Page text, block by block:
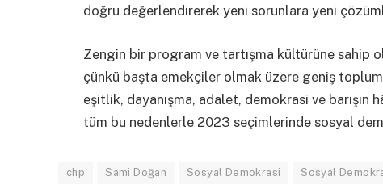
doğru değerlendirerek yeni sorunlara yeni
Zengin bir program ve tartışma kültürüne sahip
çünkü başta emekçiler olmak üzere geniş
eşitlik, dayanışma, adalet, demokrasi ve
tüm bu nedenlerle 2023 seçimlerinde sosyal
chp Sami Doğan Sosyal Demokrasi Sosyal